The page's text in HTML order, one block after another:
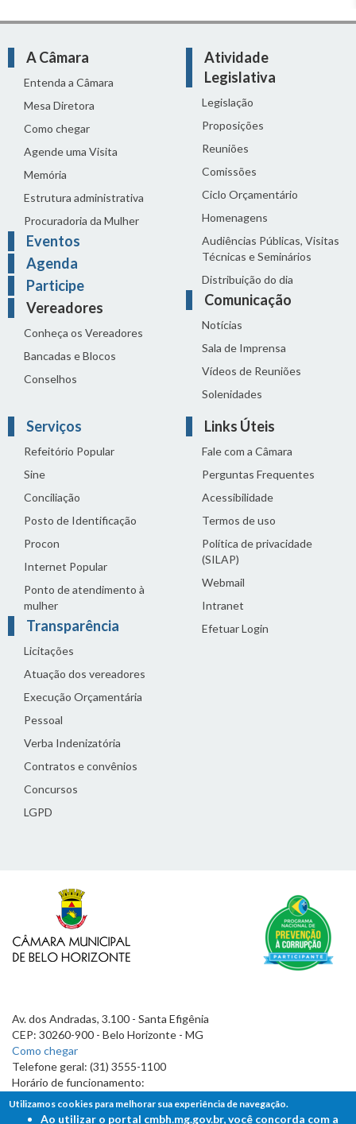
A Câmara
Entenda a Câmara
Mesa Diretora
Como chegar
Agende uma Visita
Memória
Estrutura administrativa
Procuradoria da Mulher
Eventos
Agenda
Participe
Vereadores
Conheça os Vereadores
Bancadas e Blocos
Conselhos
Atividade
Legislativa
Legislação
Proposições
Reuniões
Comissões
Ciclo Orçamentário
Homenagens
Audiências Públicas, Visitas
Técnicas e Seminários
Distribuição do dia
Comunicação
Notícias
Sala de Imprensa
Vídeos de Reuniões
Solenidades
Serviços
Refeitório Popular
Sine
Conciliação
Posto de Identificação
Procon
Internet Popular
Ponto de atendimento à
mulher
Transparência
Licitações
Atuação dos vereadores
Execução Orçamentária
Pessoal
Verba Indenizatória
Contratos e convênios
Concursos
LGPD
Links Úteis
Fale com a Câmara
Perguntas Frequentes
Acessibilidade
Termos de uso
Política de privacidade
(SILAP)
Webmail
Intranet
Efetuar Login
Av. dos Andradas, 3.100 - Santa Efigênia
CEP: 30260-900 - Belo Horizonte - MG
Como chegar
Telefone geral: (31) 3555-1100
Horário de funcionamento:
7h às 19h
Utilizamos cookies para melhorar sua experiência de navegação.
Ao utilizar o portal cmbh.mg.gov.br, você concorda com a